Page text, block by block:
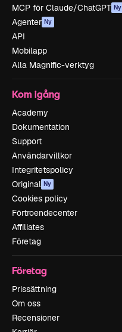
MCP för Claude/ChatGPT Ny
Agenter Ny
API
Mobilapp
Alla Magnific-verktyg
Kom igång
Academy
Dokumentation
Support
Användarvillkor
Integritetspolicy
Original Ny
Cookies policy
Förtroendecenter
Affiliates
Företag
Företag
Prissättning
Om oss
Recensioner